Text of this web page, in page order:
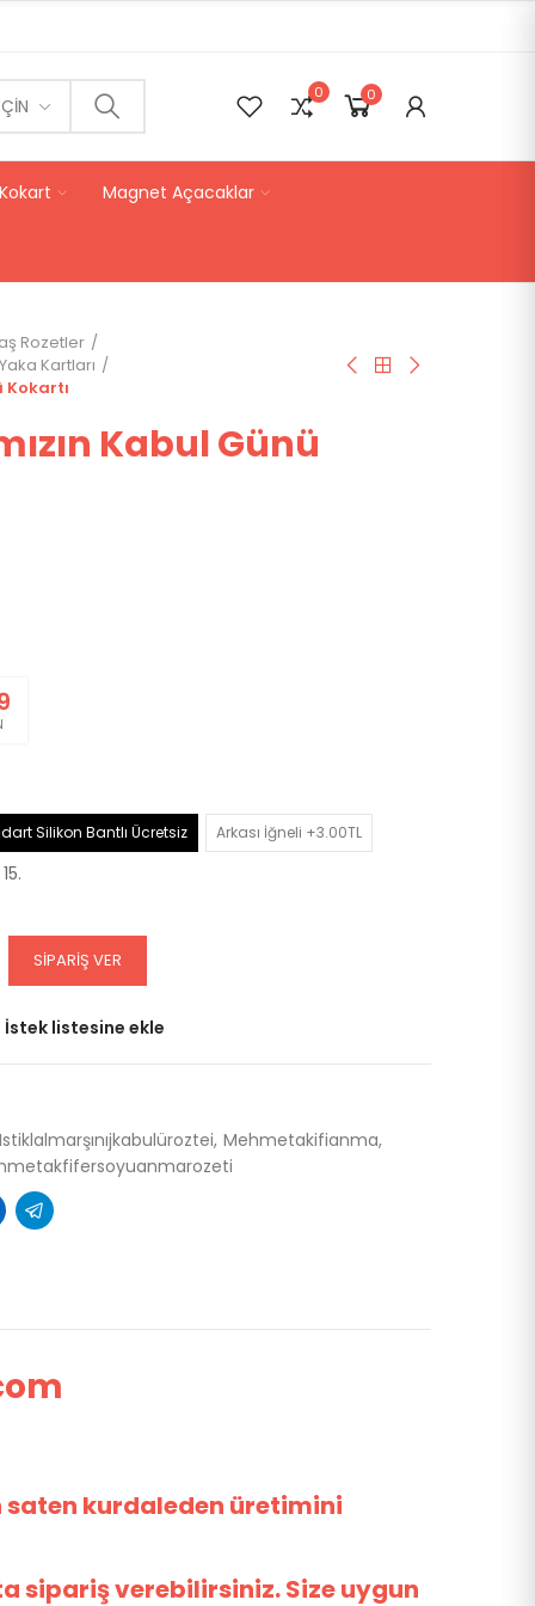
0 0
Magnet Açacaklar
Rozetler
Kartları
Kokartı
Kabul Günü
Silikon Bantlı Ücretsiz Arkası İğneli +3.00TL
SIPARIŞ VER
İstek listesine ekle
Istiklalmarşınıjkabulüroztei Mehmetakifianma
saten kurdaleden üretimini
sipariş verebilirsiniz. Size uygun